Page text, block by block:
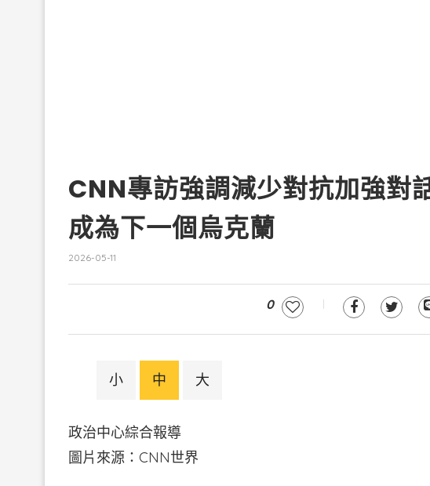
CNN專訪強調減少對抗加強
成為下一個烏克蘭
2026-05-11
0
小 中 大
政治中心綜合報導
圖片來源：CNN世界